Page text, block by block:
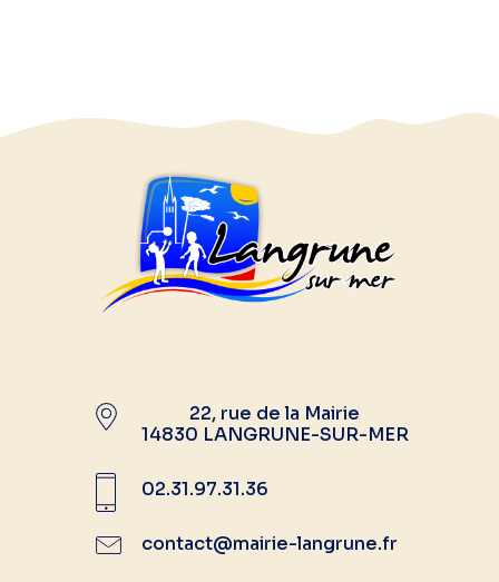
22, rue de la Mairie
14830 LANGRUNE-SUR-MER
02.31.97.31.36
contact@mairie-langrune.fr